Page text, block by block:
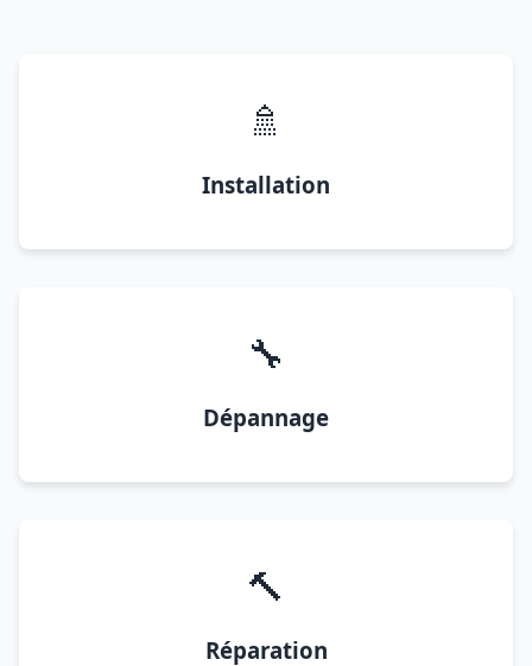
🚿
Installation
🔧
Dépannage
🔨
Réparation